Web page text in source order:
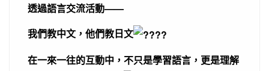
透過語言交流活動——
我們教中文，他們教日文
在一來一往的互動中，不只是學習語言，更是理解